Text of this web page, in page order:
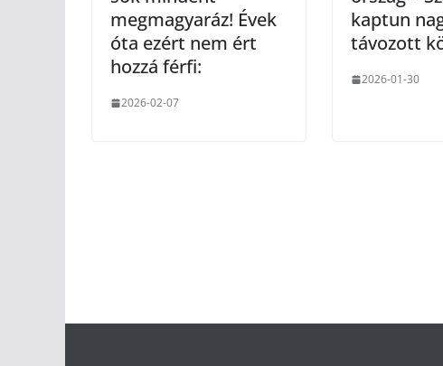
megmagyaráz! Évek
óta ezért nem ért
hozzá férfi:
2026-02-07
kaptun
távozott
2026-01-30